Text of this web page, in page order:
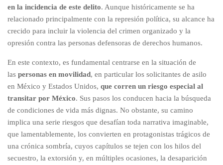
en la incidencia de este delito. Aunque históricamente se ha
relacionado principalmente con la represión política, su alcance ha
crecido para incluir la violencia del crimen organizado y la
opresión contra las personas defensoras de derechos humanos.
En este contexto, es fundamental centrarse en la situación de
las personas en movilidad, en particular los solicitantes de asilo
en México y Estados Unidos, que corren un riesgo especial al
transitar por México. Sus pasos los conducen hacia la búsqueda
de condiciones de vida más dignas. No obstante, su camino
implica una serie riesgos que desafían toda narrativa imaginable,
que lamentablemente, los convierten en protagonistas trágicos de
una crónica sombría, cuyos capítulos se tejen con los hilos del
secuestro, la extorsión y, en múltiples ocasiones, la desaparición